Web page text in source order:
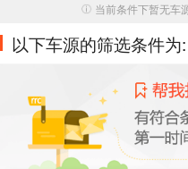
当前条件下暂无车
以下车源的筛选条件为: